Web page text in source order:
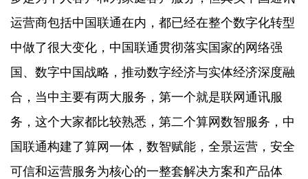
运营商包括中国联通在内，都已经在整个数字化转型
中做了很大变化，中国联通贯彻落实国家的网络强
国、数字中国战略，推动数字经济与实体经济深度融
合，当中主要有两大服务，第一个就是联网通讯服
务，这个大家都比较熟悉，第二个算网数智服务，中
国联通构建了算网一体，数智赋能，全景运营，安全
可信和运营服务为核心的一整套解决方案和产品体